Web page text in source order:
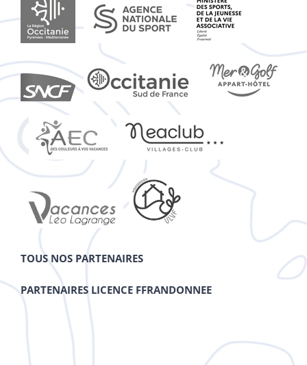
TOUS NOS PARTENAIRES
PARTENAIRES LICENCE FFRANDONNEE